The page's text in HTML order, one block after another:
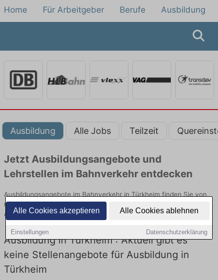
Alle Cookies akzeptieren Alle Cookies ablehnen
Einstellungen Datenschutzerklärung
Home Für Arbeitgeber Berufe Ausbildung
Ausbildung Alle Jobs Teilzeit
Jetzt Ausbildungsangebote und
Lehrstellen im Bahnverkehr entdecken
Ausbildungsangebote im Bahnverkehr in Türkheim finden Sie von
namhaften Firmen. Entdecken Sie freie Optionen von Top-
Arbeitgebern und bewerben Sie sich noch heute.
Ausbildung in Türkheim : Aktuell gibt es
keine Stellenangebote für Ausbildung in
Türkheim